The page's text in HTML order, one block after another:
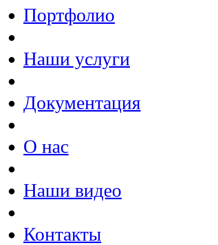
Портфолио
Наши услуги
Документация
О нас
Наши видео
Контакты